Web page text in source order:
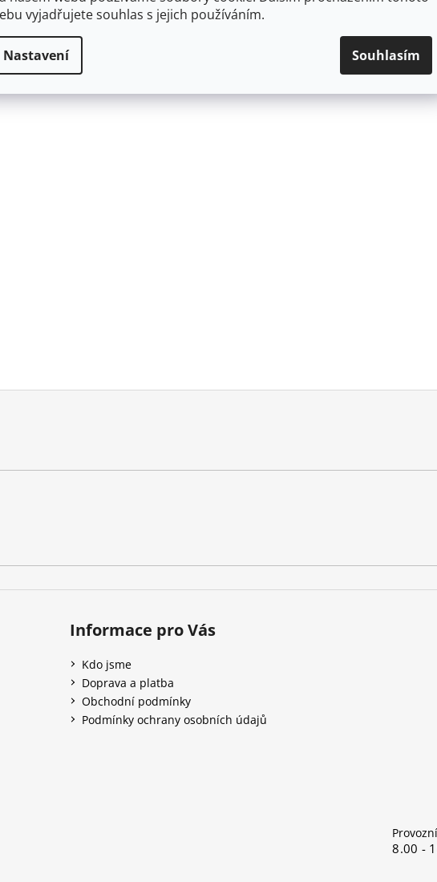
vyjadřujete souhlas s jejich používáním.
Nastavení Souhlasím
Informace pro Vás
Kdo jsme
Doprava a platba
Obchodní podmínky
Podmínky ochrany osobních údajů
8.00 -